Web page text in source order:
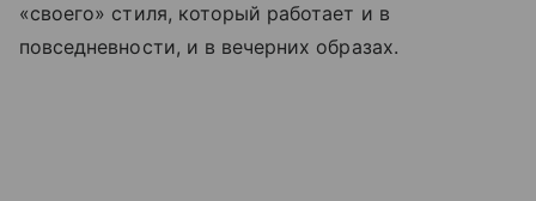
«своего» стиля, который работает и в
повседневности, и в вечерних образах.